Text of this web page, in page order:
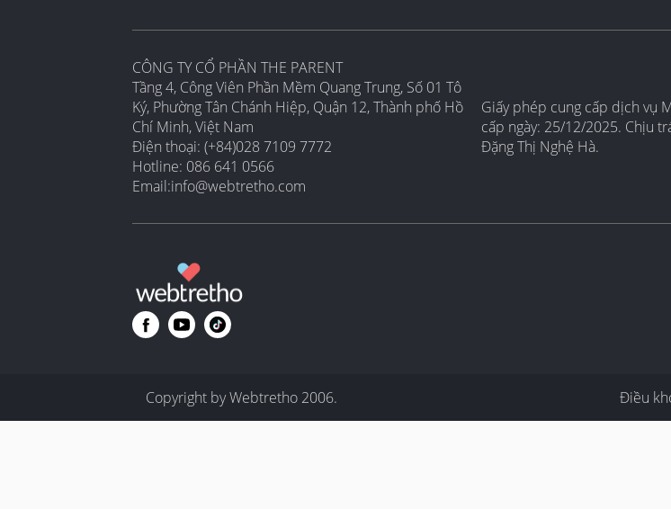
CÔNG TY CỔ PHẦN THE PARENT
Tầng 4, Công Viên Phần Mềm Quang Trung, Số 01 Tô
Ký, Phường Tân Chánh Hiệp, Quận 12, Thành phố Hồ
Chí Minh, Việt Nam
Điện thoại: (+84)028 7109 7772
Hotline: 086 641 0566
Email:info@webtretho.com
Giấy phép cung cấp dịch vụ
cấp ngày: 25/12/2025. Chịu
Đặng Thị Nghệ Hà.
Copyright by Webtretho 2006. Điều